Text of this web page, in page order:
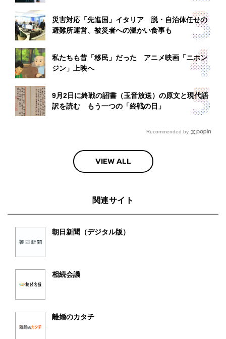
災害対応「先進国」イタリア 脱・自治体任せの
避難所運営、被災者への温かい食事も
私たちも昔「移民」だった アニメ映画「ニホン
ジン」上映へ
9月2日に終戦の詔書（玉音放送）の原文と現代語
訳を読む もう一つの「終戦の日」
Recommended by
VIEW ALL
関連サイト
朝日新聞（デジタル版）
相続会議
離婚のカタチ